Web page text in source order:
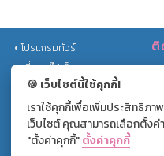
โปรแกรมทัวร์
เที่ยวกรุ๊ปเล็ก
ทัวร์รถไฟ
โปรโมชั่น
บทความท่องเที่ยว
แกลลอรี่
ติ
ย
🍪 เว็บไซต์นี้ใช้คุกกี้!
เราใช้คุกกี้เพื่อเพิ่มประสิทธิภ
เว็บไซต์ คุณสามารถเลือกตั้ง
"ตั้งค่าคุกกี้"ตั้งค่าคุกกี้